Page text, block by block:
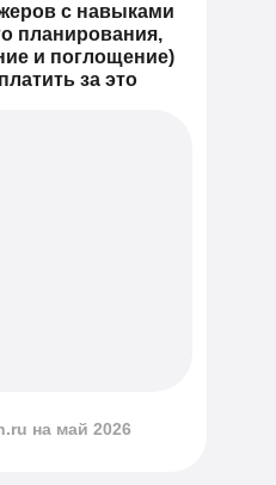
на май 2026
с навыками
планирования,
и поглощение)
за это